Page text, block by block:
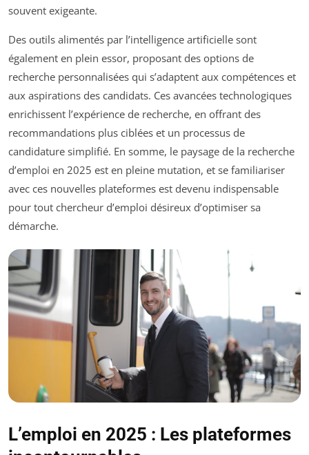
souvent exigeante.
Des outils alimentés par l’intelligence artificielle sont
également en plein essor, proposant des options de
recherche personnalisées qui s’adaptent aux compétences et
aux aspirations des candidats. Ces avancées technologiques
enrichissent l’expérience de recherche, en offrant des
recommandations plus ciblées et un processus de
candidature simplifié. En somme, le paysage de la recherche
d’emploi en 2025 est en pleine mutation, et se familiariser
avec ces nouvelles plateformes est devenu indispensable
pour tout chercheur d’emploi désireux d’optimiser sa
démarche.
L’emploi en 2025 : Les plateformes